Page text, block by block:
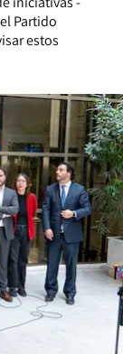
Partido
estos